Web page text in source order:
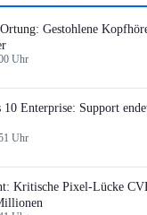
Gestohlene
Uhr
10 Enterprise: Support
Uhr
Kritische Pixel-Lücke